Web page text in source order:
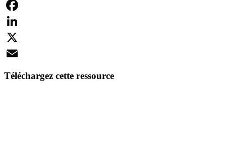
Facebook
LinkedIn
X
Téléchargez cette ressource